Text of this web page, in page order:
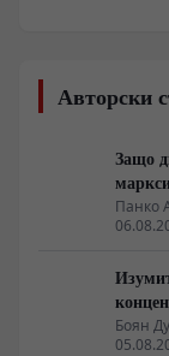
Авторски
Защо
Панко
на
Боян